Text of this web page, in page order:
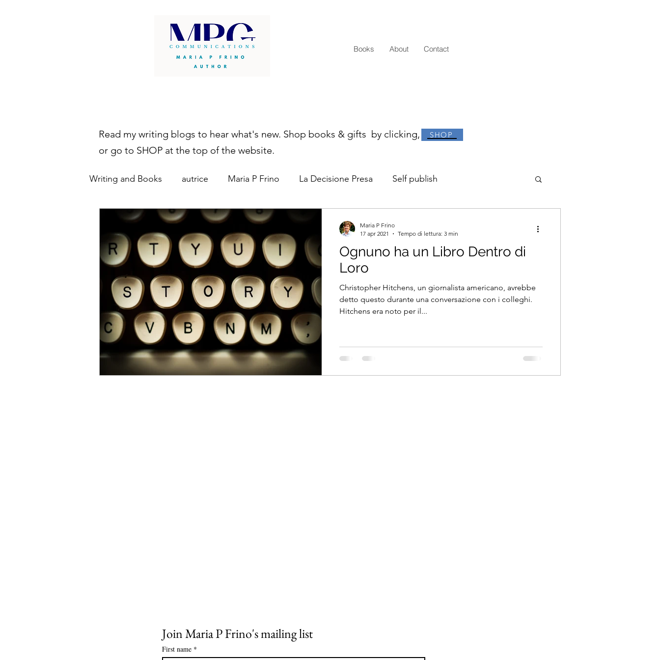
Books About Contact
SHOP
Read my writing blogs to hear what's new. Shop books & gifts by clicking,
or go to SHOP at the top of the website.
Writing and Books autrice Maria P Frino La Decisione Presa Self publish
autopubblicazione
Ognuno ha un Libro Dentro di
Loro
Christopher Hitchens, un giornalista americano, avrebbe
detto questo durante una conversazione con i colleghi.
Hitchens era noto per il...
Maria P Frino
17 apr 2021
Tempo di lettura: 3 min
Join Maria P Frino's mailing list
First name *